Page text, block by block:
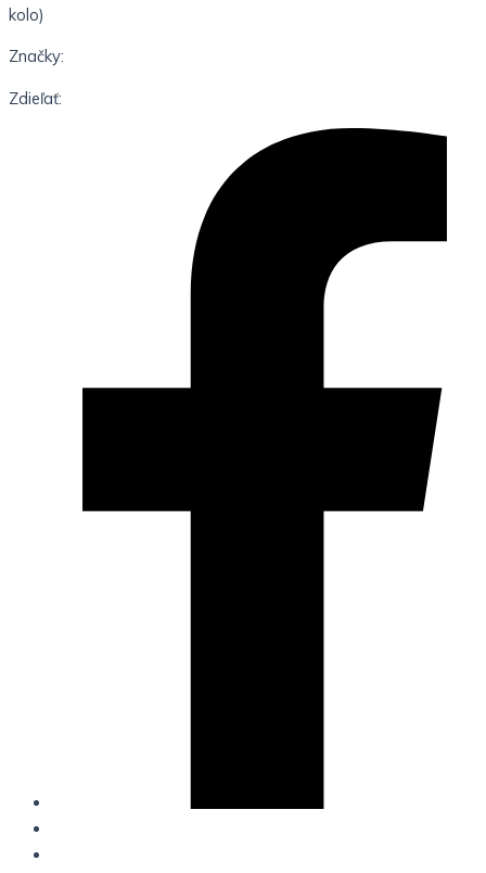
kolo)
Značky:
Zdieľať: